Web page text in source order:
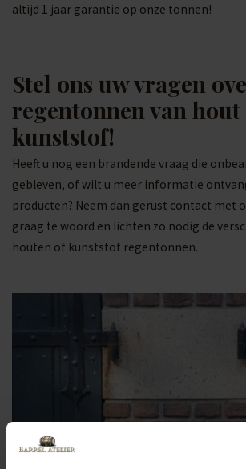
altijd 1 jaar garantie op onze tonnen!
Stel ons uw vragen
regentonnen van hout
kunststof!
Heeft u nog een brandende vraag die
gebleven, of wilt u meer informatie
producten? Neem dan gerust contact met
graag te woord en lichten zo nodig de
houten of kunststof regentonnen.